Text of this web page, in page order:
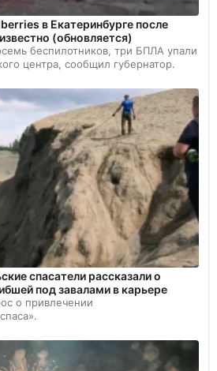
в Екатеринбурге после
(обновляется)
беспилотников, три БПЛА упали
центра, сообщил губернатор.
спасатели рассказали о
под завалами в карьере
о привлечении